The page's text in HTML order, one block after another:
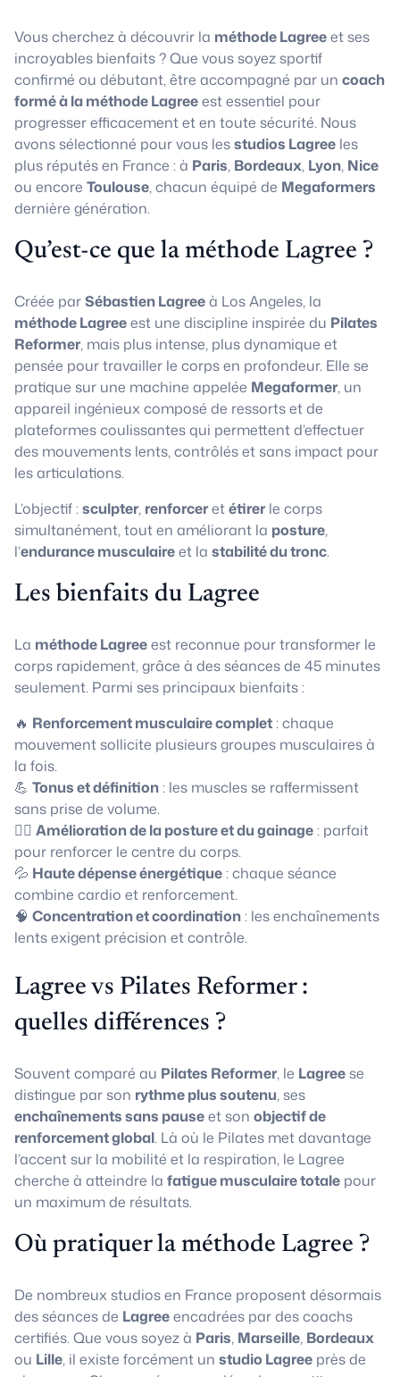
Vous cherchez à découvrir la méthode Lagreeet ses
incroyables bienfaits ? Que vous soyez sportif
confirmé ou débutant, être accompagné par un coach
formé à la méthode Lagreeest essentiel pour
progresser efficacement et en toute sécurité. Nous
avons sélectionné pour vous lesstudios Lagree les
plus réputés en France : à Paris, Bordeaux, Lyon, Nice
ou encore Toulouse, chacun équipé de Megaformers
dernière génération.
Qu’est-ce que la méthode Lagree ?
Créée parSébastien Lagreeà Los Angeles, la
méthode Lagreeest une discipline inspirée du Pilates
Reformer, mais plus intense, plus dynamique et
pensée pour travailler le corps en profondeur. Elle se
pratique sur une machine appelée Megaformer, un
appareil ingénieux composé de ressorts et de
plateformes coulissantes qui permettent d’effectuer
des mouvements lents, contrôlés et sans impact pour
les articulations.
L’objectif :sculpter, renforceretétirerle corps
simultanément, tout en améliorant la posture,
l’endurance musculaireet la stabilité du tronc.
Les bienfaits du Lagree
La méthode Lagreeest reconnue pour transformer le
corps rapidement, grâce à des séances de 45 minutes
seulement. Parmi ses principaux bienfaits :
🔥 Renforcement musculaire complet: chaque
mouvement sollicite plusieurs groupes musculaires à
la fois.
💪 Tonus et définition: les muscles se raffermissent
sans prise de volume.
🧘‍♀️ Amélioration de la posture et du gainage: parfait
pour renforcer le centre du corps.
💦 Haute dépense énergétique: chaque séance
combine cardio et renforcement.
🧠 Concentration et coordination: les enchaînements
lents exigent précision et contrôle.
Lagree vs Pilates Reformer :
quelles différences ?
Souvent comparé au Pilates Reformer, le Lagree se
distingue par son rythme plus soutenu, ses
enchaînements sans pauseet son objectif de
renforcement global. Là où le Pilates met davantage
l’accent sur la mobilité et la respiration, le Lagree
cherche à atteindre la fatigue musculaire totale pour
un maximum de résultats.
Où pratiquer la méthode Lagree ?
De nombreux studios en France proposent désormais
des séances de Lagreeencadrées par des coachs
certifiés. Que vous soyez à Paris, Marseille, Bordeaux
ou Lille, il existe forcément un studio Lagree près de